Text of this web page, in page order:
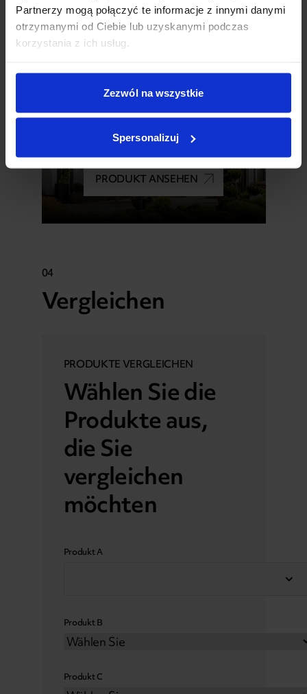
Partnerzy mogą połączyć te informacje z innymi danymi
otrzymanymi od Ciebie lub uzyskanymi podczas
korzystania z ich usług.
Zezwól na wszystkie
Spersonalizuj
Basic Modele
Wave
Dachterrasse
PRODUKT ANSEHEN
04
Vergleichen
PRODUKTE VERGLEICHEN
Wählen Sie die
Produkte aus,
die Sie
vergleichen
möchten
Produkt A
Produkt B
Produkt C